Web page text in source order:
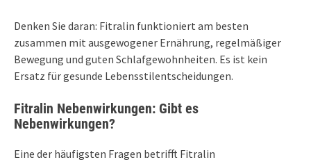
Denken Sie daran: Fitralin funktioniert am besten
zusammen mit ausgewogener Ernährung, regelmäßiger
Bewegung und guten Schlafgewohnheiten. Es ist kein
Ersatz für gesunde Lebensstilentscheidungen.
Fitralin Nebenwirkungen: Gibt es
Nebenwirkungen?
Eine der häufigsten Fragen betrifft Fitralin